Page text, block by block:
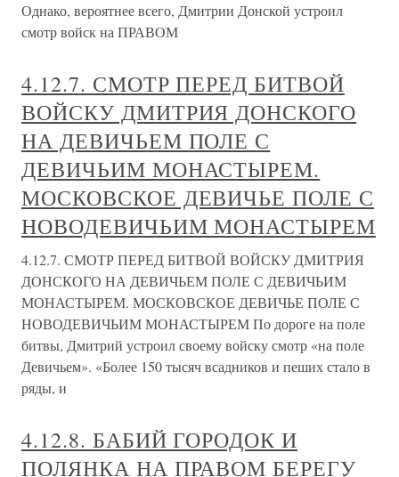
Однако, вероятнее всего, Дмитрии Донской устроил
смотр войск на ПРАВОМ
4.12.7. СМОТР ПЕРЕД БИТВОЙ
ВОЙСКУ ДМИТРИЯ ДОНСКОГО
НА ДЕВИЧЬЕМ ПОЛЕ С
ДЕВИЧЬИМ МОНАСТЫРЕМ.
МОСКОВСКОЕ ДЕВИЧЬЕ ПОЛЕ С
НОВОДЕВИЧЬИМ МОНАСТЫРЕМ
4.12.7. СМОТР ПЕРЕД БИТВОЙ ВОЙСКУ ДМИТРИЯ
ДОНСКОГО НА ДЕВИЧЬЕМ ПОЛЕ С ДЕВИЧЬИМ
МОНАСТЫРЕМ. МОСКОВСКОЕ ДЕВИЧЬЕ ПОЛЕ С
НОВОДЕВИЧЬИМ МОНАСТЫРЕМ По дороге на поле
битвы, Дмитрий устроил своему войску смотр «на поле
Девичьем». «Более 150 тысяч всадников и пеших стало в
ряды, и
4.12.8. БАБИЙ ГОРОДОК И
ПОЛЯНКА НА ПРАВОМ БЕРЕГУ